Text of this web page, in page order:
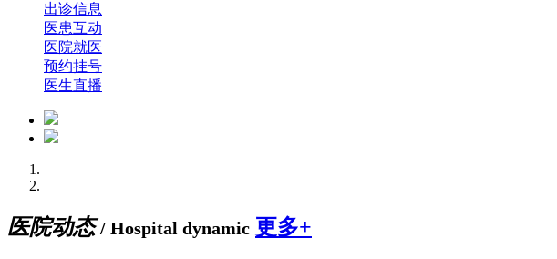
出诊信息
医患互动
医院就医
预约挂号
医生直播
医院动态 / Hospital dynamic 更多+